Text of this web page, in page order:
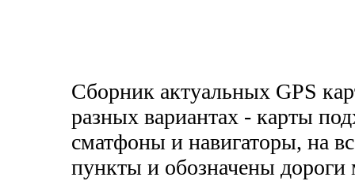
Сборник актуальных GPS
разных вариантах - карты
сматфоны и навигаторы, на
пункты и обозначены